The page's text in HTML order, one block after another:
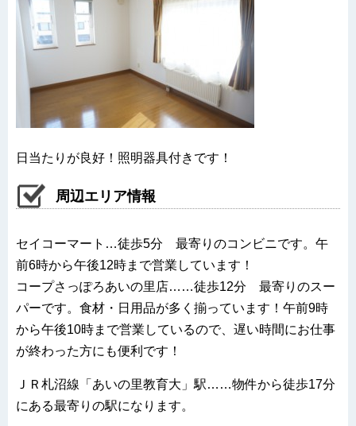
日当たりが良好！照明器具付きです！
周辺エリア情報
セイコーマート…徒歩5分 最寄りのコンビニです。午
前6時から午後12時まで営業しています！
コープさっぽろあいの里店……徒歩12分 最寄りのスー
パーです。食材・日用品が多く揃っています！午前9時
から午後10時まで営業しているので、遅い時間にお仕事
が終わった方にも便利です！
ＪＲ札沼線「あいの里教育大」駅……物件から徒歩17分
にある最寄りの駅になります。